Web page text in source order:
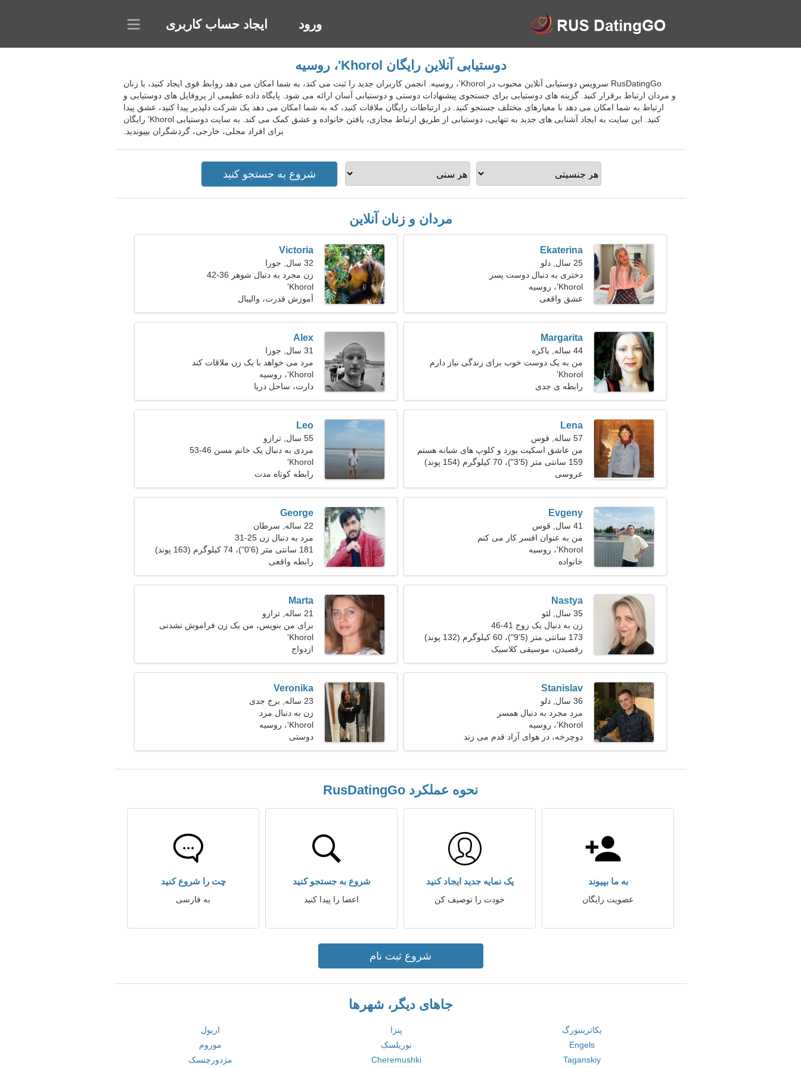
ورود ایجاد حساب کاربری
دوستیابی آنلاین رایگان Khorol'، روسیه
RusDatingGo سرویس دوستیابی آنلاین محبوب در Khorol'، روسیه. انجمن کاربران جدید را ثبت می کند، به شما امکان می دهد روابط قوی ایجاد کنید، با زنان
و مردان ارتباط برقرار کنید. گزینه های دوستیابی برای جستجوی پیشنهادات دوستی و دوستیابی آسان ارائه می شود. پایگاه داده عظیمی از پروفایل های دوستیابی و
ارتباط به شما امکان می دهد با معیارهای مختلف جستجو کنید. در ارتباطات رایگان ملاقات کنید، که به شما امکان می دهد یک شرکت دلپذیر پیدا کنید، عشق پیدا
کنید. این سایت به ایجاد آشنایی های جدید به تنهایی، دوستیابی از طریق ارتباط مجازی، یافتن خانواده و عشق کمک می کند. به سایت دوستیابی Khorol' رایگان
برای افراد محلی، خارجی، گردشگران بپیوندید.
مردان و زنان آنلاین
Ekaterina
25 سال, دلو
دختری به دنبال دوست پسر
Khorol'، روسیه
عشق واقعی
Victoria
32 سال, جوزا
زن مجرد به دنبال شوهر 36-42
Khorol'
آموزش قدرت، والیبال
Margarita
44 ساله, باکره
من به یک دوست خوب برای زندگی نیاز دارم
Khorol'
رابطه ی جدی
Alex
31 سال, جوزا
مرد می خواهد با یک زن ملاقات کند
Khorol'، روسیه
دارت، ساحل دریا
Lena
57 ساله, قوس
من عاشق اسکیت بورد و کلوپ های شبانه هستم
159 سانتی متر (5'3")، 70 کیلوگرم (154 پوند)
عروسی
Leo
55 سال, ترازو
مردی به دنبال یک خانم مسن 46-53
Khorol'
رابطه کوتاه مدت
Evgeny
41 سال, قوس
من به عنوان افسر کار می کنم
Khorol'، روسیه
خانواده
George
22 ساله, سرطان
مرد به دنبال زن 25-31
181 سانتی متر (6'0")، 74 کیلوگرم (163 پوند)
رابطه واقعی
Nastya
35 سال, لئو
زن به دنبال یک زوج 41-46
173 سانتی متر (5'9")، 60 کیلوگرم (132 پوند)
رقصیدن، موسیقی کلاسیک
Marta
21 ساله, ترازو
برای من بنویس، من یک زن فراموش نشدنی
هستم
Khorol'
ازدواج
Stanislav
36 سال, دلو
مرد مجرد به دنبال همسر
Khorol'، روسیه
دوچرخه، در هوای آزاد قدم می زند
Veronika
23 ساله, برج جدی
زن به دنبال مرد
Khorol'، روسیه
دوستی
نحوه عملکرد RusDatingGo
به ما بپیوند
عضویت رایگان
یک نمایه جدید ایجاد کنید
خودت را توصیف کن
شروع به جستجو کنید
اعضا را پیدا کنید
چت را شروع کنید
به فارسی
شروع ثبت نام
جاهای دیگر، شهرها
یکاترینبورگ پنزا
اریول
Engels
نوریلسک
موروم
Taganskiy
Cheremushki مژدورچنسک